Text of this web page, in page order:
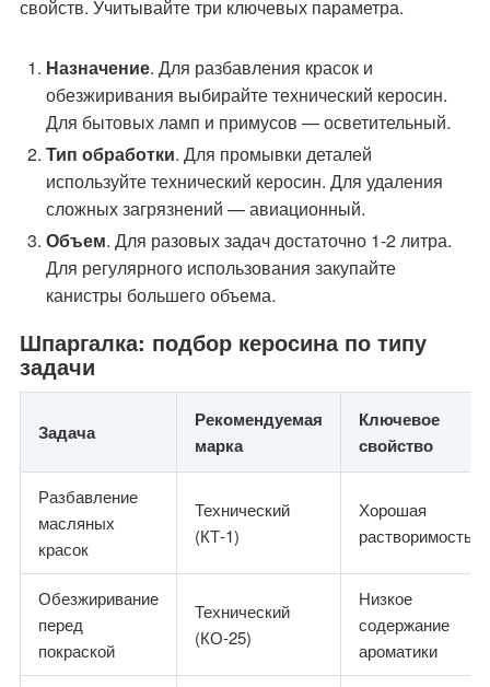
свойств. Учитывайте три ключевых параметра.
Назначение. Для разбавления красок и
обезжиривания выбирайте технический керосин.
Для бытовых ламп и примусов — осветительный.
Тип обработки. Для промывки деталей
используйте технический керосин. Для удаления
сложных загрязнений — авиационный.
Объем. Для разовых задач достаточно 1-2 литра.
Для регулярного использования закупайте
канистры большего объема.
Шпаргалка: подбор керосина по типу
задачи
Задача
Рекомендуемая
марка
Ключевое
свойство
Разбавление
масляных
красок
Технический
(КТ-1)
Хорошая
растворимость
Обезжиривание
перед
покраской
Технический
(КО-25)
Низкое
содержание
ароматики